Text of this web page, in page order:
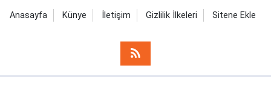
Anasayfa Künye İletişim Gizlilik İlkeleri Sitene Ekle